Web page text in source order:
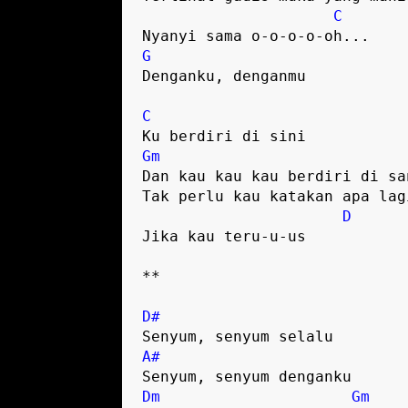
C
Nyanyi sama o-o-o-o-oh...
G
Denganku, denganmu
C
Ku berdiri di sini
Gm
Dan kau kau kau berdiri di
Tak perlu kau katakan apa
D
Jika kau teru-u-us
**
D#
Senyum, senyum selalu
A#
Senyum, senyum denganku
Dm
Gm